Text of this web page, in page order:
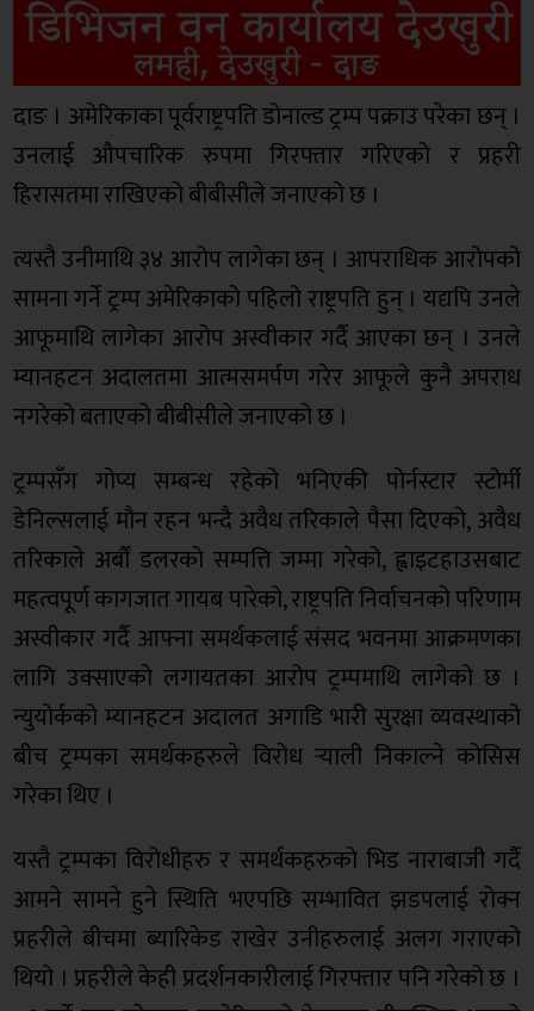
दाङ । अमेरिकाका पूर्वराष्ट्रपति डोनाल्ड ट्रम्प पक्राउ परेका छन् ।
उनलाई औपचारिक रुपमा गिरफ्तार गरिएको र प्रहरी
हिरासतमा राखिएको बीबीसीले जनाएको छ ।
त्यस्तै उनीमाथि ३४ आरोप लागेका छन् । आपराधिक आरोपको
सामना गर्ने ट्रम्प अमेरिकाको पहिलो राष्ट्रपति हुन् । यद्यपि उनले
आफूमाथि लागेका आरोप अस्वीकार गर्दै आएका छन् । उनले
म्यानहटन अदालतमा आत्मसमर्पण गरेर आफूले कुनै अपराध
नगरेको बताएको बीबीसीले जनाएको छ ।
ट्रम्पसँग गोप्य सम्बन्ध रहेको भनिएकी पोर्नस्टार स्टोर्मी
डेनिल्सलाई मौन रहन भन्दै अवैध तरिकाले पैसा दिएको, अवैध
तरिकाले अर्बौं डलरको सम्पत्ति जम्मा गरेको, ह्वाइटहाउसबाट
महत्वपूर्ण कागजात गायब पारेको, राष्ट्रपति निर्वाचनको परिणाम
अस्वीकार गर्दै आफ्ना समर्थकलाई संसद भवनमा आक्रमणका
लागि उक्साएको लगायतका आरोप ट्रम्पमाथि लागेको छ ।
न्युयोर्कको म्यानहटन अदालत अगाडि भारी सुरक्षा व्यवस्थाको
बीच ट्रम्पका समर्थकहरुले विरोध र्‍याली निकाल्ने कोसिस
गरेका थिए ।
यस्तै ट्रम्पका विरोधीहरु र समर्थकहरुको भिड नाराबाजी गर्दै
आमने सामने हुने स्थिति भएपछि सम्भावित झडपलाई रोक्न
प्रहरीले बीचमा ब्यारिकेड राखेर उनीहरुलाई अलग गराएको
थियो । प्रहरीले केही प्रदर्शनकारीलाई गिरफ्तार पनि गरेको छ ।